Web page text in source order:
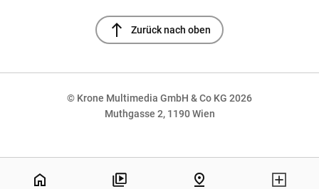
north Zurück nach oben
© Krone Multimedia GmbH & Co KG 2026
Muthgasse 2, 1190 Wien
home pin_drop
NaN%